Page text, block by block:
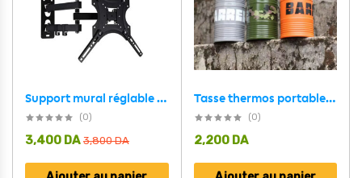
Support mural réglable pour TV avec bras pivotant et inclinable
(0)
3,800DA
3,400 DA
Tasse thermos portable personnalisée et tendance en acier inoxydable
(0)
2,200 DA